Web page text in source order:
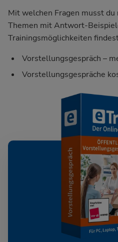
Mit welchen Fragen musst
Themen mit Antwort-
Trainingsmöglichkeiten
Vorstellungsgespräch –
Vorstellungsgespräche